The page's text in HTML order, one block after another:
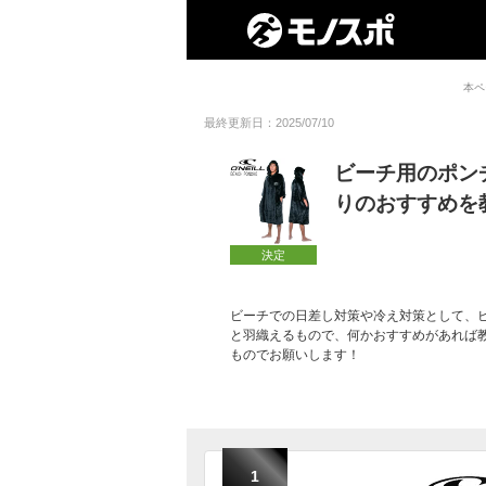
本
最終更新日：2025/07/10
決定
ビーチ用のポ
りのおすすめを
ビーチでの日差し対策や冷え対策として
と羽織えるもので、何かおすすめがあれ
ものでお願いします！
1